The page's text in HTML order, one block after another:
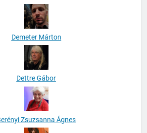
Datus C. Smith
Demeter Márton
Dettre Gábor
Berényi Zsuzsanna Ágnes